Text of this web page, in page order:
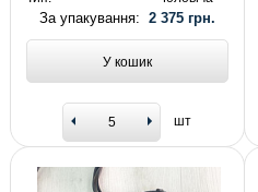
За упакування: 2 375 грн.
У кошик
шт